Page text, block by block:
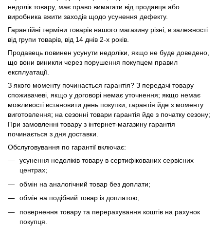
недолік товару, має право вимагати від продавця або
виробника вжити заходів щодо усунення дефекту.
Гарантійні терміни товарів нашого магазину різні, в залежності
від групи товарів, від 14 днів 2-х років.
Продавець повинен усунути недоліки, якщо не буде доведено,
що вони виникли через порушення покупцем правил
експлуатації.
З якого моменту починається гарантія? З передачі товару
споживачеві, якщо у договорі немає уточнення; якщо немає
можливості встановити день покупки, гарантія йде з моменту
виготовлення; на сезонні товари гарантія йде з початку сезону;
При замовленні товару з інтернет-магазину гарантія
починається з дня доставки.
Обслуговування по гарантії включає:
усунення недоліків товару в сертифікованих сервісних
центрах;
обмін на аналогічний товар без доплати;
обмін на подібний товар із доплатою;
повернення товару та перерахування коштів на рахунок
покупця.